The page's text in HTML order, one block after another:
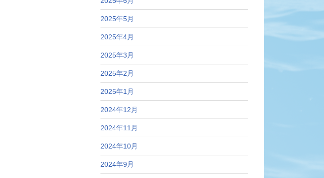
2025年5月
2025年4月
2025年3月
2025年2月
2025年1月
2024年12月
2024年11月
2024年10月
2024年9月